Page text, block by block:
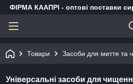
ФІРМА КААПРІ - оптові поставки
Товари Засоби для миття та
Універсальні засоби для